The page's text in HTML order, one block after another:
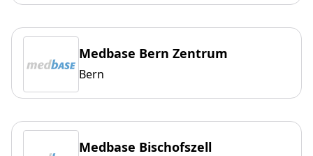
Medbase Bern Zentrum
Bern
Medbase Bischofszell